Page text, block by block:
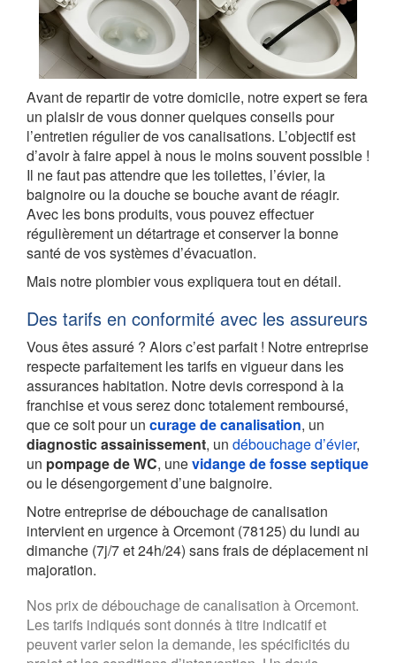
Avant de repartir de votre domicile, notre expert se fera
un plaisir de vous donner quelques conseils pour
l’entretien régulier de vos canalisations. L’objectif est
d’avoir à faire appel à nous le moins souvent possible !
Il ne faut pas attendre que les toilettes, l’évier, la
baignoire ou la douche se bouche avant de réagir.
Avec les bons produits, vous pouvez effectuer
régulièrement un détartrage et conserver la bonne
santé de vos systèmes d’évacuation.
Mais notre plombier vous expliquera tout en détail.
Des tarifs en conformité avec les assureurs
Vous êtes assuré ? Alors c’est parfait ! Notre entreprise
respecte parfaitement les tarifs en vigueur dans les
assurances habitation. Notre devis correspond à la
franchise et vous serez donc totalement remboursé,
que ce soit pour un curage de canalisation, un
diagnostic assainissement, un débouchage d’évier,
un pompage de WC, unevidange de fosse septique
ou le désengorgement d’une baignoire.
Notre entreprise de débouchage de canalisation
intervient en urgence à Orcemont (78125) du lundi au
dimanche (7j/7 et 24h/24) sans frais de déplacement ni
majoration.
Nos prix de débouchage de canalisation à Orcemont.
Les tarifs indiqués sont donnés à titre indicatif et
peuvent varier selon la demande, les spécificités du